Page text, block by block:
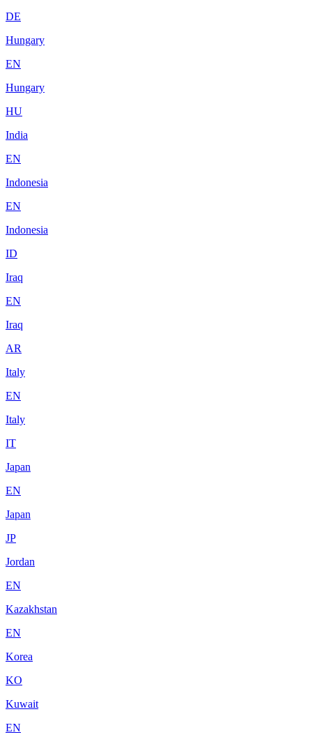
DE
Hungary
EN
Hungary
HU
India
EN
Indonesia
EN
Indonesia
ID
Iraq
EN
Iraq
AR
Italy
EN
Italy
IT
Japan
EN
Japan
JP
Jordan
EN
Kazakhstan
EN
Korea
KO
Kuwait
EN